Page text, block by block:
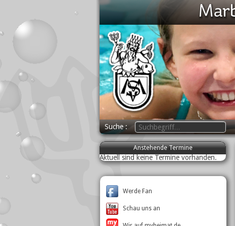
Suche
Anstehende Termine
Aktuell sind keine Termine vorhanden.
Werde Fan
Schau uns an